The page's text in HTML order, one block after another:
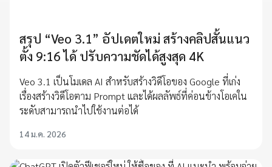
สรุป “Veo 3.1” อัปเดตใหม่ สร้างคลิปสั้นแนว
ตั้ง 9:16 ได้ ปรับความชัดได้สูงสุด 4K
Veo 3.1 เป็นโมเดล AI สำหรับสร้างวิดีโอของ Google ที่เก่ง
เรื่องสร้างวิดีโอตาม Prompt และได้ผลลัพธ์ที่ค่อนข้างโอเคใน
ระดับสามารถนำไปใช้งานต่อได้
14 ม.ค. 2026